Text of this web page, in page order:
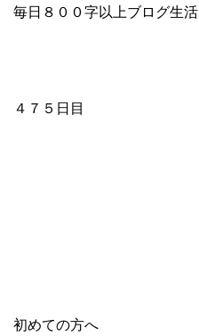
毎日８００字以上ブログ生活
４７５日目
初めての方へ